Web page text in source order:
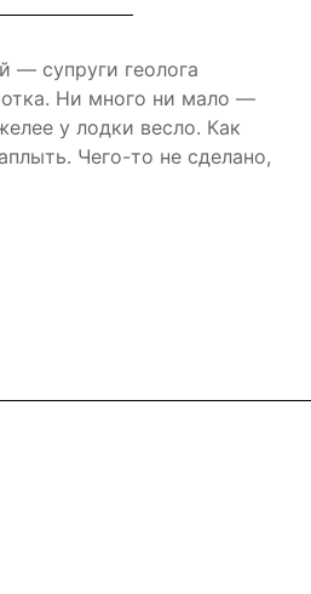
— супруги геолога
Ни много ни мало —
у лодки весло. Как
Чего-то не сделано,